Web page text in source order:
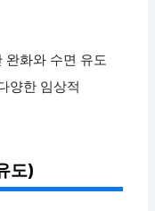
완화와 수면 유도
양한 임상적
도)